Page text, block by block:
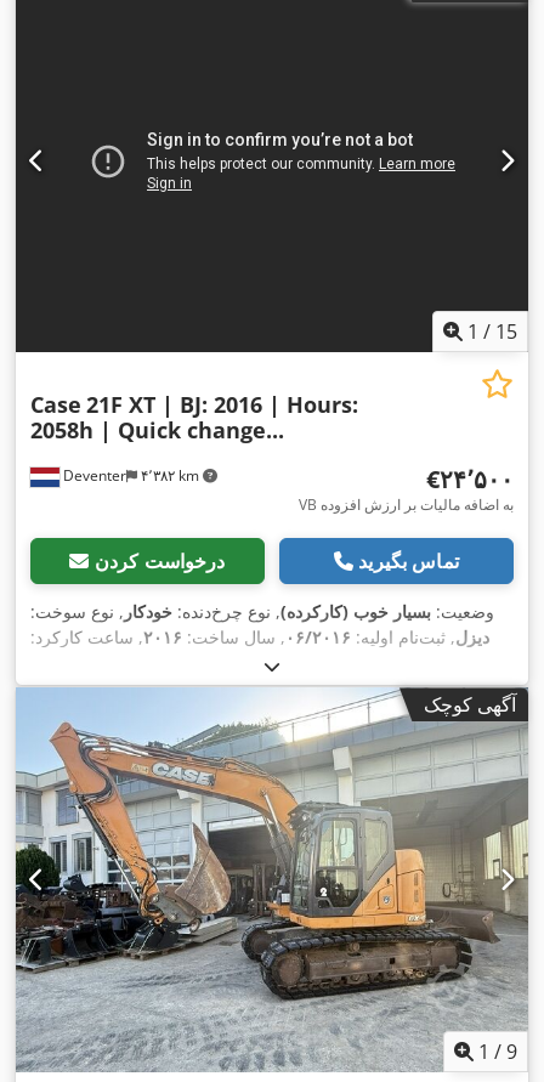
1 / 15
Deventer ۴٬۳۸۲ km
Case 21F XT | BJ: 2016 | Hours:
2058h | Quick change...
‎€۲۴٬۵۰۰
VB به اضافه مالیات بر ارزش افزوده
درخواست کردن تماس بگیرید
وضعیت: بسیار خوب (کارکرده), نوع چرخ‌دنده: خودکار , نوع سوخت:
دیزل, ثبت‌نام اولیه: ۰۶/۲۰۱۶ , سال ساخت: ۲۰۱۶, ساعت کارکرد:
آگهی کوچک
1 /9